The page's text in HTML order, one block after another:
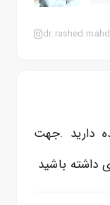
دارید .جهت
داشته باشید